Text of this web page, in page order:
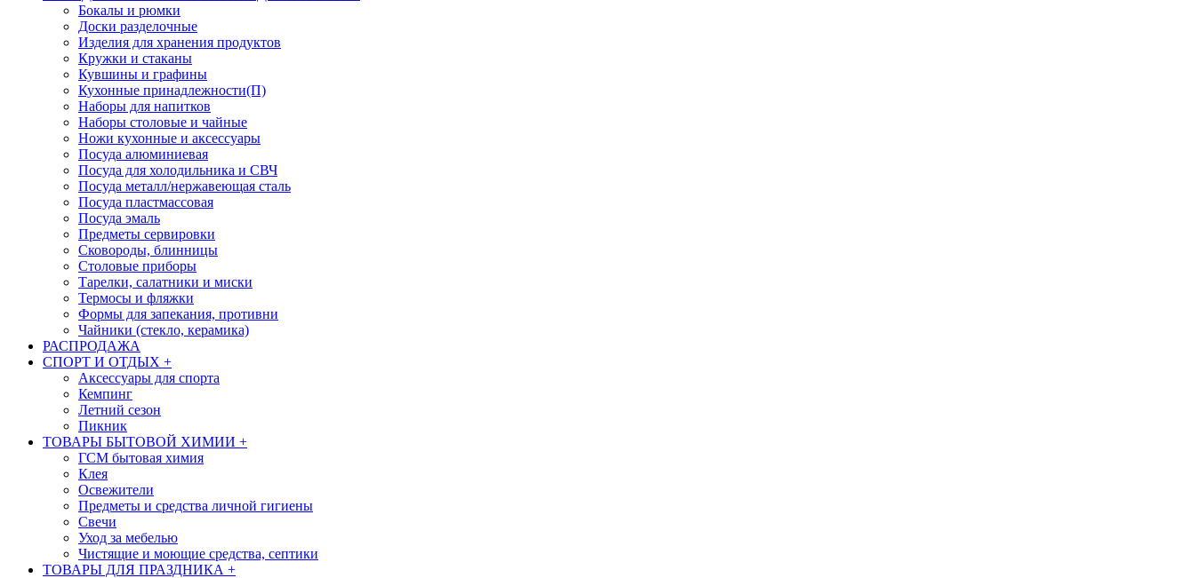
Бокалы и рюмки
Доски разделочные
Изделия для хранения продуктов
Кружки и стаканы
Кувшины и графины
Кухонные принадлежности(П)
Наборы для напитков
Наборы столовые и чайные
Ножи кухонные и аксессуары
Посуда алюминиевая
Посуда для холодильника и СВЧ
Посуда металл/нержавеющая сталь
Посуда пластмассовая
Посуда эмаль
Предметы сервировки
Сковороды, блинницы
Столовые приборы
Тарелки, салатники и миски
Термосы и фляжки
Формы для запекания, противни
Чайники (стекло, керамика)
РАСПРОДАЖА
СПОРТ И ОТДЫХ +
Аксессуары для спорта
Кемпинг
Летний сезон
Пикник
ТОВАРЫ БЫТОВОЙ ХИМИИ +
ГСМ бытовая химия
Клея
Освежители
Предметы и средства личной гигиены
Свечи
Уход за мебелью
Чистящие и моющие средства, септики
ТОВАРЫ ДЛЯ ПРАЗДНИКА +